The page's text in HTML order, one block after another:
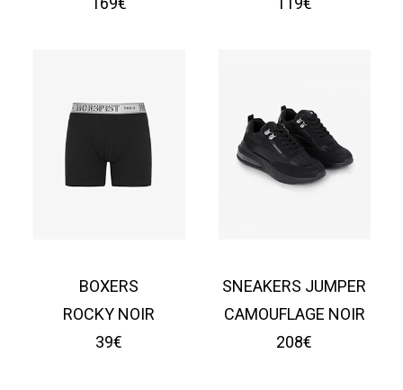
BOXERS
ROCKY NOIR
39€
SNEAKERS JUMPER
CAMOUFLAGE NOIR
208€